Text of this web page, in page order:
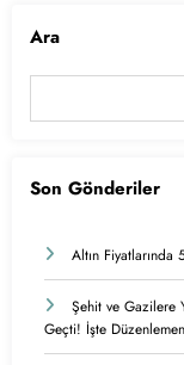
Ara
Son Gönderiler
Altın Fiyatlarında
Şehit ve Gazilere
Geçti! İşte